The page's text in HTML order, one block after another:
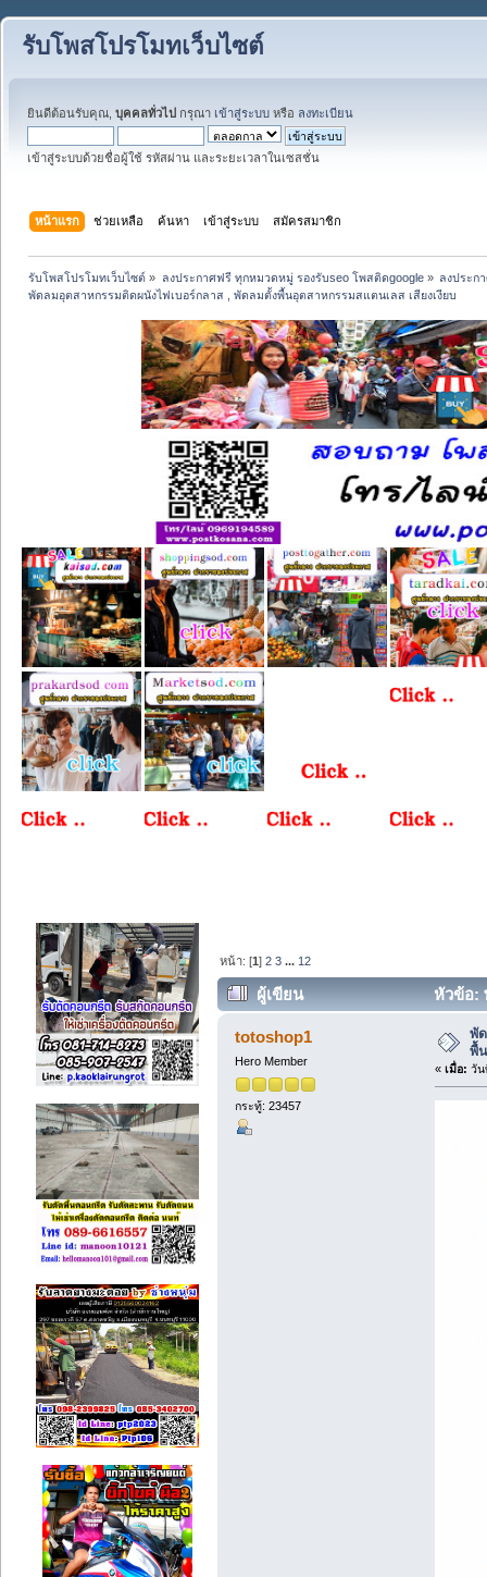
รับโพสโปรโมทเว็บไซต์
ยินดีต้อนรับคุณ, บุคคลทั่วไป กรุณา เข้าสู่ระบบ หรือ ลงทะเบียน
เข้าสู่ระบบด้วยชื่อผู้ใช้ รหัสผ่าน และระยะเวลาในเซสชั่น
หน้าแรก ช่วยเหลือ ค้นหา เข้าสู่ระบบ สมัครสมาชิก
รับโพสโปรโมทเว็บไซต์ » ลงประกาศฟรี ทุกหมวดหมู่ รองรับseo โพสติดgoogle» ลงประก
พัดลมอุตสาหกรรมติดผนังไฟเบอร์กลาส , พัดลมตั้งพื้นอุตสาหกรรมสแตนเลส เสียงเงียบ
หน้า: [1]2 3 ... 12
ผู้เขียน
หัวข้อ:
(อ่าน 3024 ครั้ง)
totoshop1
Hero Member
กระทู้: 23457
พั
พื้
« เมื่อ: วัน